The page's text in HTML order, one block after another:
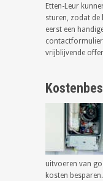
Etten-Leur
sturen, zodat de
eerst een
vrijblijvende
uitvoeren van
kosten